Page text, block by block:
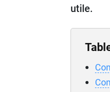
utile.